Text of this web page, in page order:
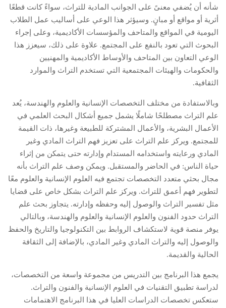
شأنه أن يُضفي معنىً على الجوانب المادية للتراث، سواءً كانت قطعًا
أثرية أو مواقع أو مبانٍ. وسيؤثر هذا الوعي على أساليب عمل الطلاب
اليومية في المواقع والمتاحف والمؤسسات الأكاديمية، وعلى إجراء
البحوث التي تعود بالنفع على المجتمع. علاوة على ذلك، سيعزز هذا
الوعي التعاون بين المتاحف والأوساط الأكاديمية والمهنيين
والحكومات والهيئات المجتمعية التي تستخدم التراث والموارد
الثقافية.
وبالاستفادة من مختلف التخصصات الإنسانية والعلوم والهندسة، يُعد
علم التراث مصطلحًا شاملًا يشمل جميع أشكال البحث العلمي في
الأعمال البشرية، والأعمال المشتركة للطبيعة وغيرها، ذات القيمة
للمجتمع. ويركز علم التراث على تعزيز فهم التراث المادي وغير
المادي ورعايته واستخدامه المستدام وإدارته حتى يتمكن من إثراء
حياة الناس: في الحاضر والمستقبل. ويمكن وصف علم التراث بأنه
مجال بحثي متعدد التخصصات تجتمع فيه العلوم الإنسانية والعلوم معًا
لتطوير فهم أعمق للتراث. ويركز علم التراث بشكل خاص على قضايا
مثل تفسير التراث والوصول إليه وحفظه وإدارته. يتجاوز بحث علم
التراث حدود الفنون والعلوم الإنسانية والعلوم والهندسة، وبالتالي
يوفر منصة قوية لاستكشاف الروابط بين التكنولوجيا والتاريخ والحفظ
والوصول إليه والتراث المادي وغير المادي، بالإضافة إلى الثقافة
الحالية والقديمة.
يجمع هذا البرنامج بين التدريس من مجموعة واسعة من التخصصات،
لدراسة تطبيق التقنيات في العلوم الإنسانية والفنون والتراث.
ستعكس تخصصات الدراسات العليا في هذا البرنامج الاهتمامات